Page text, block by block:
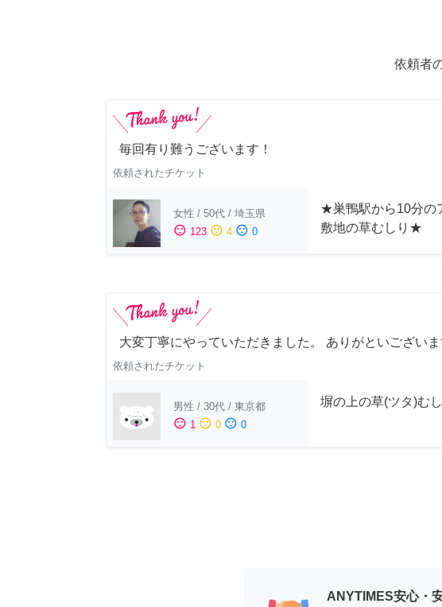
依頼者
毎回有り難うございます！
依頼されたチケット
女性 / 50代 / 埼玉県
sentiment_satisfied 123 sentiment_neutral 4 sentiment_dissatisfied 0
★巣鴨駅から10分の
敷地の草むしり★
大変丁寧にやっていただきました。 ありがといございま
依頼されたチケット
男性 / 30代 / 東京都
sentiment_satisfied 1 sentiment_neutral 0 sentiment_dissatisfied 0
塀の上の草(ツタ)む
ANYTIMES安心・